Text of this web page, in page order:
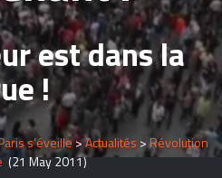
est dans la
!
s’éveille>Actualités >Révolution
(21 May 2011)